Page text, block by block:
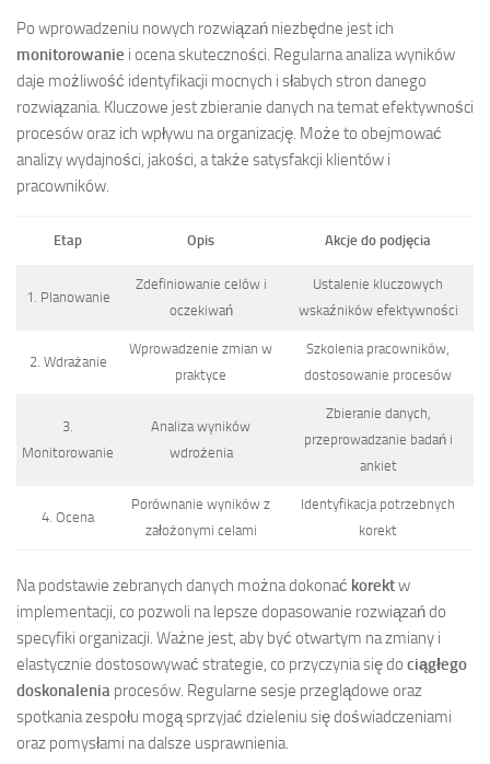
Po wprowadzeniu nowych rozwiązań niezbędne jest ich
monitorowanie i ocena skuteczności. Regularna analiza wyników
daje możliwość identyfikacji mocnych i słabych stron danego
rozwiązania. Kluczowe jest zbieranie danych na temat efektywności
procesów oraz ich wpływu na organizację. Może to obejmować
analizy wydajności, jakości, a także satysfakcji klientów i
pracowników.
Etap Opis Akcje do podjęcia
1. Planowanie
Zdefiniowanie celów i
oczekiwań
Ustalenie kluczowych
wskaźników efektywności
2. Wdrażanie
Wprowadzenie zmian w
praktyce
Szkolenia pracowników,
dostosowanie procesów
3.
Monitorowanie
Analiza wyników
wdrożenia
Zbieranie danych,
przeprowadzanie badań i
ankiet
4. Ocena
Porównanie wyników z
założonymi celami
Identyfikacja potrzebnych
korekt
Na podstawie zebranych danych można dokonać korektw
implementacji, co pozwoli na lepsze dopasowanie rozwiązań do
specyfiki organizacji. Ważne jest, aby być otwartym na zmiany i
elastycznie dostosowywać strategie, co przyczynia się do ciągłego
doskonalenia procesów. Regularne sesje przeglądowe oraz
spotkania zespołu mogą sprzyjać dzieleniu się doświadczeniami
oraz pomysłami na dalsze usprawnienia.